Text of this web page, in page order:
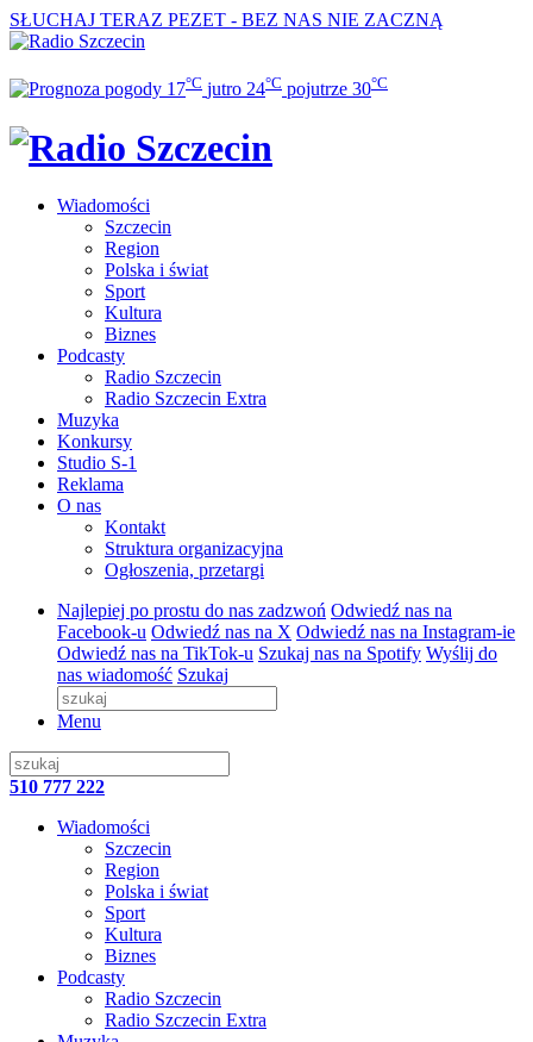
SŁUCHAJ TERAZ PEZET - BEZ NAS NIE ZACZNĄ
17°C jutro 24°C pojutrze 30°C
Wiadomości
Szczecin
Region
Polska i świat
Sport
Kultura
Biznes
Podcasty
Radio Szczecin
Radio Szczecin Extra
Muzyka
Konkursy
Studio S-1
Reklama
O nas
Kontakt
Struktura organizacyjna
Ogłoszenia, przetargi
Najlepiej po prostu do nas zadzwoń Odwiedź nas na
Facebook-u Odwiedź nas na X Odwiedź nas na Instagram-ie
Odwiedź nas na TikTok-u Szukaj nas na Spotify Wyślij do
nas wiadomość Szukaj
Menu
510 777 222
Wiadomości
Szczecin
Region
Polska i świat
Sport
Kultura
Biznes
Podcasty
Radio Szczecin
Radio Szczecin Extra